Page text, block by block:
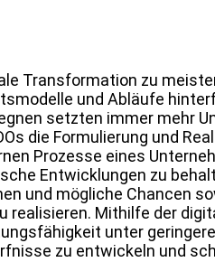
Transformation zu
und Abläufe
setzten immer mehr
die Formulierung und
Prozesse eines
Entwicklungen zu
und mögliche Chancen
Mithilfe der
unter
zu entwickeln und